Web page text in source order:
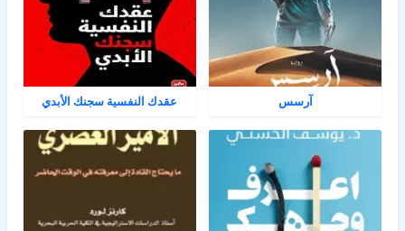
آرسس عقدك النفسية سجنك الأبدي